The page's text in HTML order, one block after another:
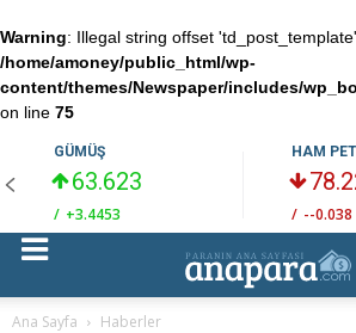
Warning: Illegal string offset
/home/amoney/public_html/wp-
content/themes/Newspaper/includes/
on line 75
GÜMÜŞ
63.623
/ +3.4453
HAM
/ --0.038
Ana Sayfa Haberler